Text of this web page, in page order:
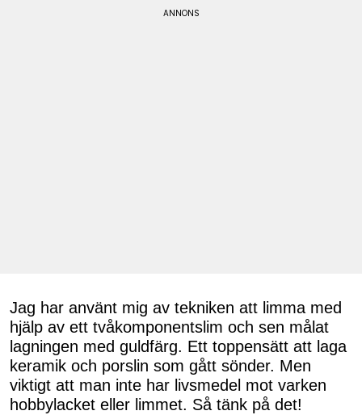
Jag har använt mig av tekniken att limma med
hjälp av ett tvåkomponentslim och sen målat
lagningen med guldfärg. Ett toppensätt att laga
keramik och porslin som gått sönder. Men
viktigt att man inte har livsmedel mot varken
hobbylacket eller limmet. Så tänk på det!